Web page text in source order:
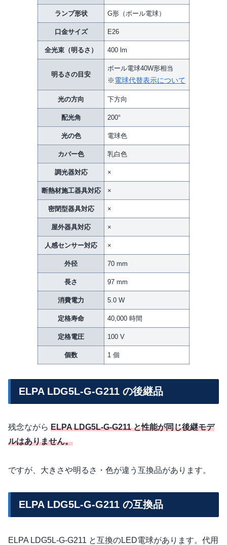
ランプ形状 G形（ボール電球）
口金サイズ E26
全光束（明るさ） 400 lm
明るさの目安
ボール電球40W形相当
※電球代替表示について
光の方向 下方向
配光角 200°
光の色 電球色
カバー色 乳白色
調光器対応 ×
断熱材施工器具対応 ×
密閉型器具対応 ×
屋外器具対応 ×
人感センサー対応 ×
外径 70 mm
長さ 97 mm
消費電力 5.0 W
定格寿命 40,000 時間
定格電圧 100 V
個数 1 個
ELPA LDG5L-G-G211 の後継品
残念ながら ELPA LDG5L-G-G211 と性能が同じ後継モデ
ルはありません。
ですが、大きさや明るさ・色が違う互換品があります。
ELPA LDG5L-G-G211 の互換品
ELPA LDG5L-G-G211 と互換のLED電球があります。代用